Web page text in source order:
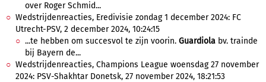
over Roger Schmid...
Wedstrijdenreacties, Eredivisie zondag 1 december 2024: FC
Utrecht-PSV, 2 december 2024, 10:24:15
...te hebben om succesvol te zijn voorin. Guardiola bv. trainde
bij Bayern de...
Wedstrijdenreacties, Champions League woensdag 27 november
2024: PSV-Shakhtar Donetsk, 27 november 2024, 18:21:53